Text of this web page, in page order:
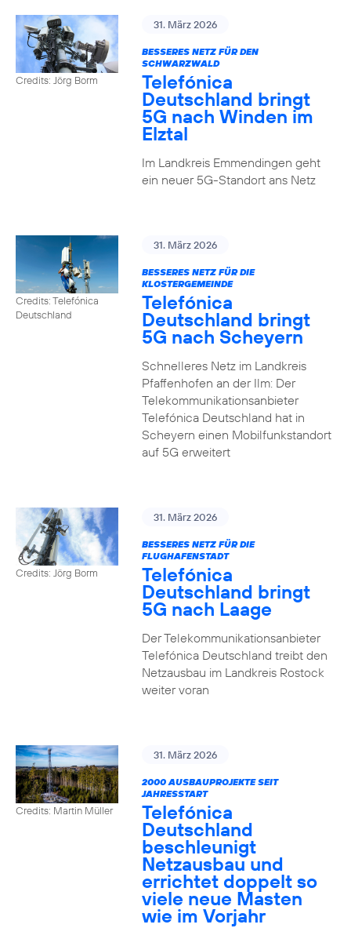
Credits: Jörg Borm
31. März 2026
BESSERES NETZ FÜR DEN
SCHWARZWALD
Telefónica
Deutschland bringt
5G nach Winden im
Elztal
Im Landkreis Emmendingen geht
ein neuer 5G-Standort ans Netz
Credits: Telefónica
Deutschland
31. März 2026
BESSERES NETZ FÜR DIE
KLOSTERGEMEINDE
Telefónica
Deutschland bringt
5G nach Scheyern
Schnelleres Netz im Landkreis
Pfaffenhofen an der Ilm: Der
Telekommunikationsanbieter
Telefónica Deutschland hat in
Scheyern einen Mobilfunkstandort
auf 5G erweitert
Credits: Jörg Borm
31. März 2026
BESSERES NETZ FÜR DIE
FLUGHAFENSTADT
Telefónica
Deutschland bringt
5G nach Laage
Der Telekommunikationsanbieter
Telefónica Deutschland treibt den
Netzausbau im Landkreis Rostock
weiter voran
Credits: Martin Müller
31. März 2026
2000 AUSBAUPROJEKTE SEIT
JAHRESSTART
Telefónica
Deutschland
beschleunigt
Netzausbau und
errichtet doppelt so
viele neue Masten
wie im Vorjahr